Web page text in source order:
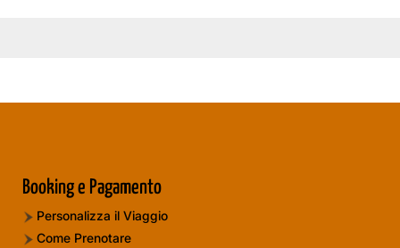
Booking e Pagamento
Personalizza il Viaggio
Come Prenotare